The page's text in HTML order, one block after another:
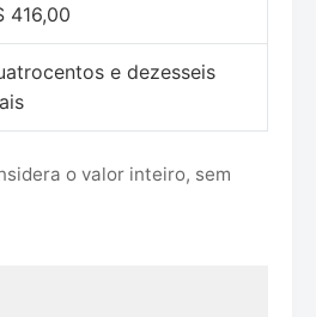
416,00
e dezesseis
o valor inteiro, sem